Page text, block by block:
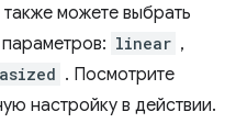
можете выбрать
linear ,
. Посмотрите
настройку в действии.